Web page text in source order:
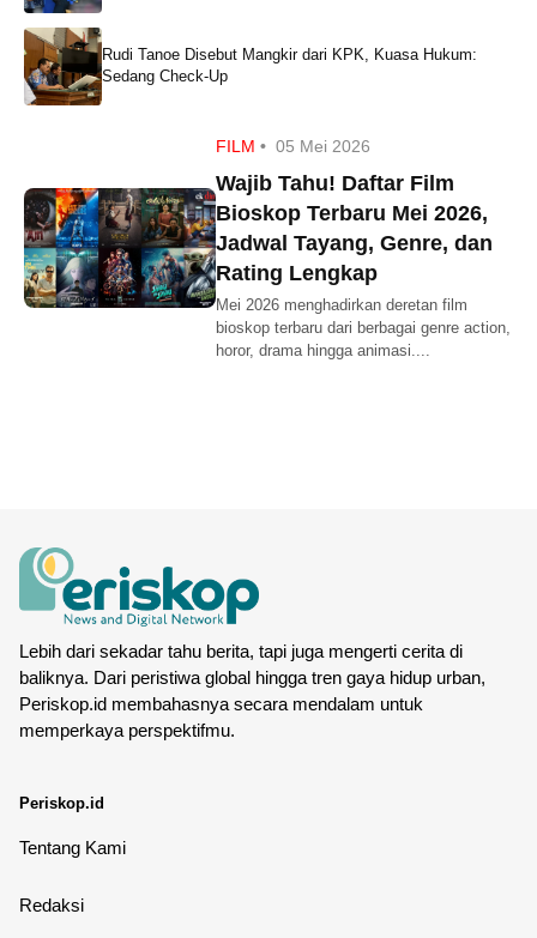
Rudi Tanoe Disebut Mangkir dari KPK, Kuasa Hukum:
Sedang Check-Up
FILM • 05 Mei 2026
Wajib Tahu! Daftar Film
Bioskop Terbaru Mei 2026,
Jadwal Tayang, Genre, dan
Rating Lengkap
Mei 2026 menghadirkan deretan film
bioskop terbaru dari berbagai genre action,
horor, drama hingga animasi....
Lebih dari sekadar tahu berita, tapi juga mengerti cerita di
baliknya. Dari peristiwa global hingga tren gaya hidup urban,
Periskop.id membahasnya secara mendalam untuk
memperkaya perspektifmu.
Periskop.id
Tentang Kami
Redaksi